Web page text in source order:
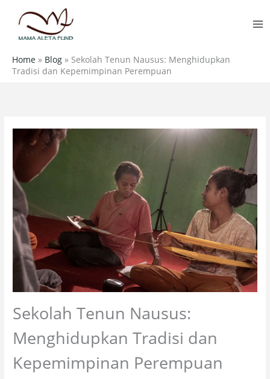
content
Home » Blog » Sekolah Tenun Nausus: Menghidupkan
Tradisi dan Kepemimpinan Perempuan
Sekolah Tenun Nausus:
Menghidupkan Tradisi dan
Kepemimpinan Perempuan